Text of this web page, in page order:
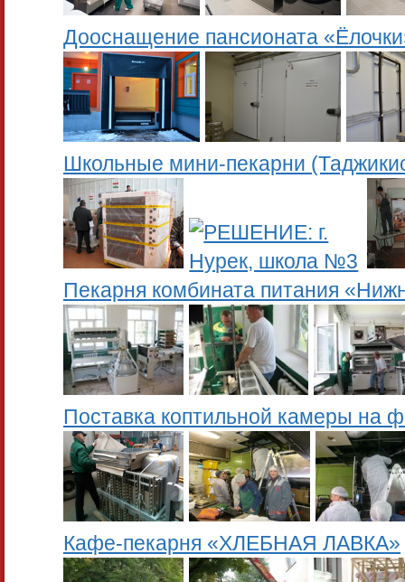
Дооснащение пансионата
Школьные мини-пекарни
Пекарня комбината питания
Поставка коптильной камеры на
Кафе-пекарня «ХЛЕБНАЯ ЛАВКА»